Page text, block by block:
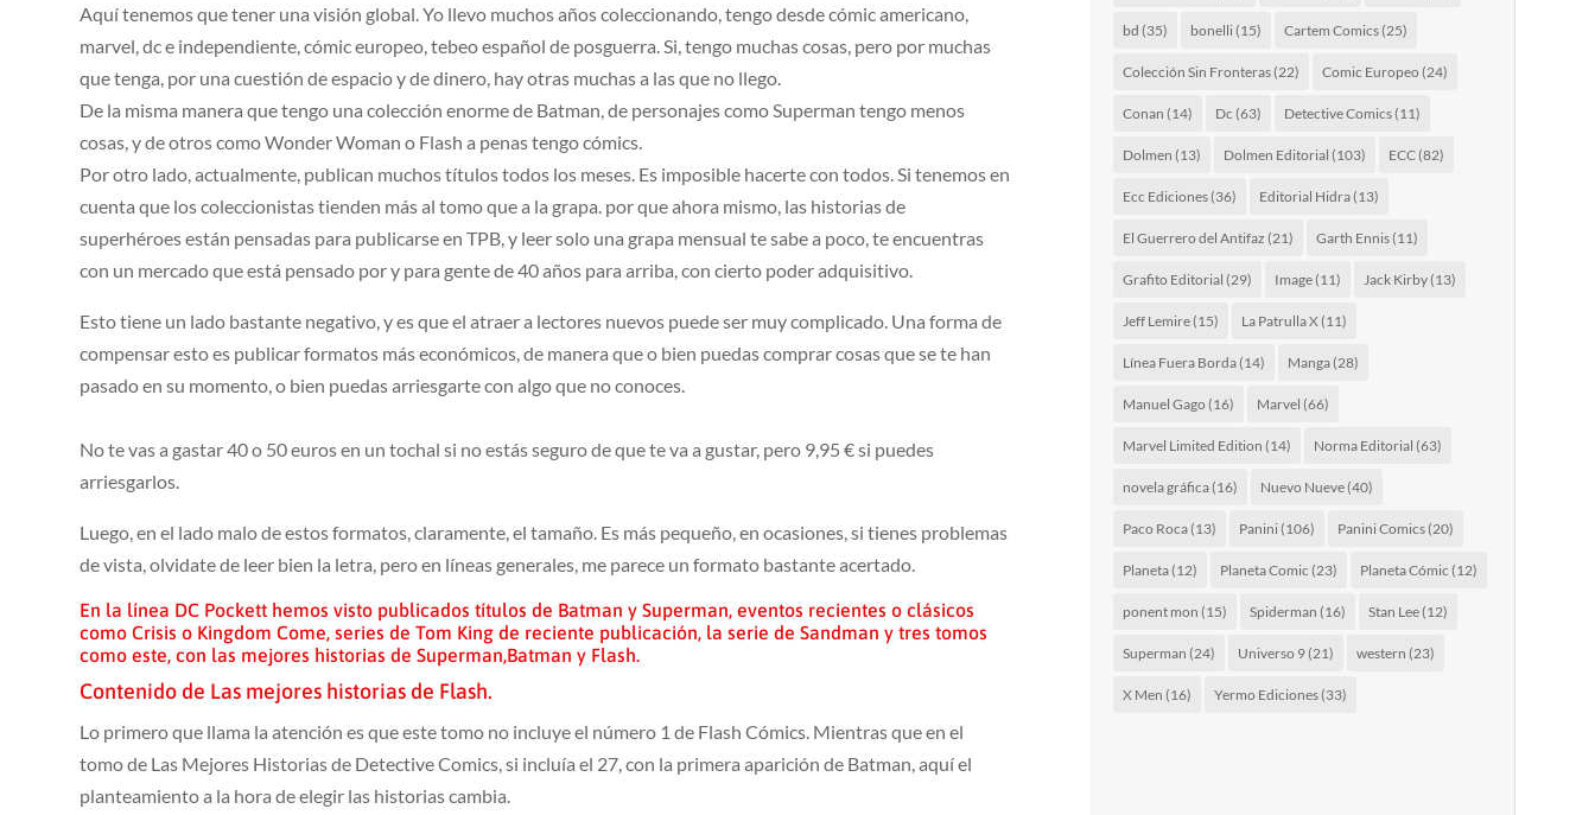
Aquí tenemos que tener una visión global. Yo llevo muchos años coleccionando, tengo desde cómic americano,
marvel, dc e independiente, cómic europeo, tebeo español de posguerra. Si, tengo muchas cosas, pero por muchas
que tenga, por una cuestión de espacio y de dinero, hay otras muchas a las que no llego.
De la misma manera que tengo una colección enorme de Batman, de personajes como Superman tengo menos
cosas, y de otros como Wonder Woman o Flash a penas tengo cómics.
Por otro lado, actualmente, publican muchos títulos todos los meses. Es imposible hacerte con todos. Si tenemos en
cuenta que los coleccionistas tienden más al tomo que a la grapa. por que ahora mismo, las historias de
superhéroes están pensadas para publicarse en TPB, y leer solo una grapa mensual te sabe a poco, te encuentras
con un mercado que está pensado por y para gente de 40 años para arriba, con cierto poder adquisitivo.
Esto tiene un lado bastante negativo, y es que el atraer a lectores nuevos puede ser muy complicado. Una forma de
compensar esto es publicar formatos más económicos, de manera que o bien puedas comprar cosas que se te han
pasado en su momento, o bien puedas arriesgarte con algo que no conoces.
No te vas a gastar 40 o 50 euros en un tochal si no estás seguro de que te va a gustar, pero 9,95 € si puedes
arriesgarlos.
Luego, en el lado malo de estos formatos, claramente, el tamaño. Es más pequeño, en ocasiones, si tienes problemas
de vista, olvidate de leer bien la letra, pero en líneas generales, me parece un formato bastante acertado.
En la línea DC Pockett hemos visto publicados títulos de Batman y Superman, eventos recientes o clásicos
como Crisis o Kingdom Come, series de Tom King de reciente publicación, la serie de Sandman y tres tomos
como este, con las mejores historias de Superman,Batmany Flash.
Contenido de Las mejores historias de Flash.
Lo primero que llama la atención es que este tomo no incluye el número 1 de Flash Cómics. Mientras que en el
tomo de Las Mejores Historias de Detective Comics, si incluía el 27, con la primera aparición de Batman, aquí el
planteamiento a la hora de elegir las historias cambia.
bd (35) bonelli(15) Cartem Comics(25)
Colección Sin Fronteras(22) Comic Europeo (24)
Conan (14) Dc (63) Detective Comics(11)
Dolmen (13) Dolmen Editorial (103) ECC(82)
Ecc Ediciones(36) Editorial Hidra(13)
El Guerrero del Antifaz (21) Garth Ennis(11)
Grafito Editorial (29) Image(11) Jack Kirby(13)
Jeff Lemire(15) La Patrulla X(11)
Línea Fuera Borda(14) Manga(28)
Manuel Gago (16) Marvel (66)
Marvel Limited Edition (14) Norma Editorial (63)
novela gráfica(16) Nuevo Nueve(40)
Paco Roca(13) Panini(106) Panini Comics(20)
Planeta(12) Planeta Comic (23) Planeta Cómic (12)
ponent mon (15) Spiderman (16) Stan Lee(12)
Superman (24) Universo 9(21) western (23)
X Men (16) Yermo Ediciones(33)